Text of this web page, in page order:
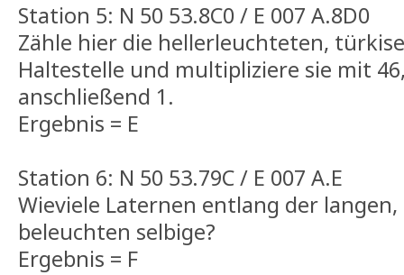
Station 5: N 50 53.8C0 / E 007 A.8D0
Zähle hier die hellerleuchteten,
Haltestelle und multipliziere sie mit
anschließend 1.
Ergebnis = E
Station 6: N 50 53.79C / E 007 A.E
Wieviele Laternen entlang der
beleuchten selbige?
Ergebnis = F